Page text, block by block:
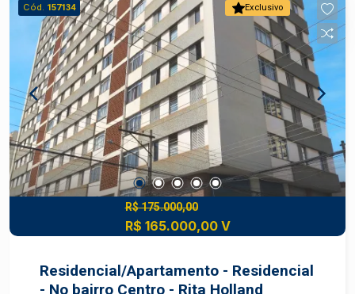
Exclusivo
Cód. 157134
R$ 175.000,00
R$ 165.000,00 V
Residencial/Apartamento - Residencial
- No bairro Centro - Rita Holland